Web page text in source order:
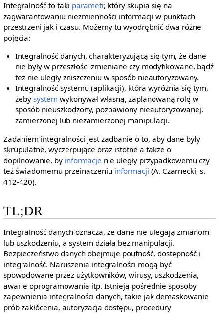
Integralność to taki parametr, który skupia się na
zagwarantowaniu niezmienności informacji w punktach
przestrzeni jak i czasu. Możemy tu wyodrębnić dwa różne
pojęcia:
Integralność danych, charakteryzującą się tym, że dane
nie były w przeszłości zmieniane czy modyfikowane, bądź
też nie uległy zniszczeniu w sposób nieautoryzowany.
Integralność systemu (aplikacji), która wyróżnia się tym,
żebysystem wykonywał własną, zaplanowaną rolę w
sposób nieuszkodzony, pozbawiony nieautoryzowanej,
zamierzonej lub niezamierzonej manipulacji.
Zadaniem integralności jest zadbanie o to, aby dane były
skrupulatne, wyczerpujące oraz istotne a także o
dopilnowanie, by informacje nie uległy przypadkowemu czy
też świadomemu przeinaczeniu informacji (A. Czarnecki, s.
412-420).
TL;DR
Integralność danych oznacza, że dane nie ulegają zmianom
lub uszkodzeniu, a system działa bez manipulacji.
Bezpieczeństwo danych obejmuje poufność, dostępność i
integralność. Naruszenia integralności mogą być
spowodowane przez użytkowników, wirusy, uszkodzenia,
awarie oprogramowania itp. Istnieją pośrednie sposoby
zapewnienia integralności danych, takie jak demaskowanie
prób zakłócenia, autoryzacja dostępu, procedury